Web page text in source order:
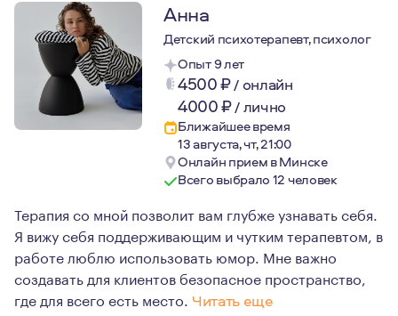
Анна
Детский психотерапевт, психолог
Опыт 9 лет
4500₽/ онлайн
4000₽/лично
Ближайшее время
13 августа, чт, 21:00
Онлайн прием в Минске
Всего выбрало 12 человек
Терапия со мной позволит вам глубже узнавать себя.
Я вижу себя поддерживающим и чутким терапевтом, в
работе люблю использовать юмор. Мне важно
создавать для клиентов безопасное пространство,
где для всего есть место. Читать еще